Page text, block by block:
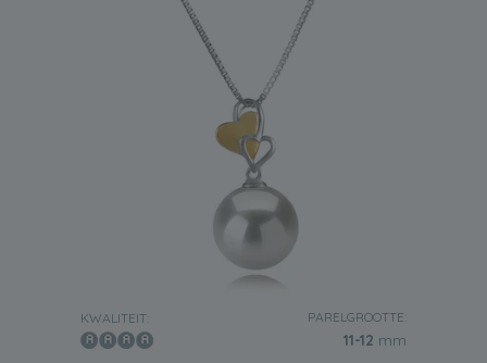
KWALITEIT: PARELGROOTTE:
11-12 mm